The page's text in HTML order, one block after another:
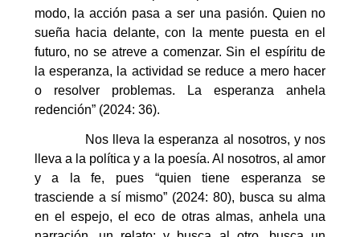
modo, la acción pasa a ser una pasión. Quien no
sueña hacia delante, con la mente puesta en el
futuro, no se atreve a comenzar. Sin el espíritu de
la esperanza, la actividad se reduce a mero hacer
o resolver problemas. La esperanza anhela
redención” (2024: 36).
Nos lleva la esperanza al nosotros, y nos
lleva a la política y a la poesía. Al nosotros, al amor
y a la fe, pues “quien tiene esperanza se
trasciende a sí mismo” (2024: 80), busca su alma
en el espejo, el eco de otras almas, anhela una